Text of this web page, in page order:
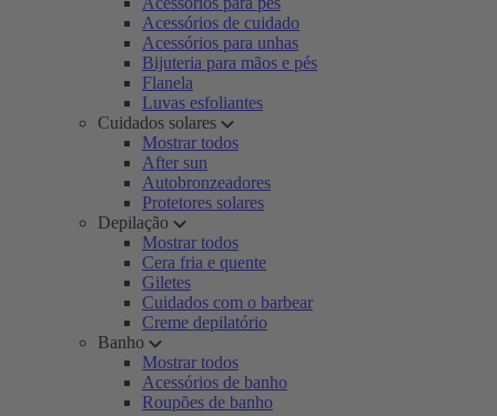
Acessórios de cuidado
Acessórios para unhas
Bijuteria para mãos e pés
Flanela
Luvas esfoliantes
Cuidados solares
Mostrar todos
After sun
Autobronzeadores
Protetores solares
Depilação
Mostrar todos
Cera fria e quente
Giletes
Cuidados com o barbear
Creme depilatório
Banho
Mostrar todos
Acessórios de banho
Roupões de banho